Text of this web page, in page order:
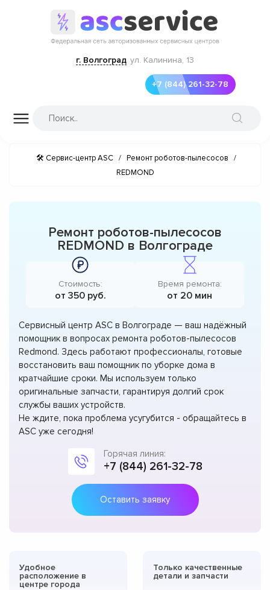
г. Волгоград ул. Калинина, 13
+7 (844) 261-32-78
🛠 Сервис-центр ASC / Ремонт роботов-пылесосов
/
REDMOND
Ремонт роботов-пылесосов
REDMOND в Волгограде
Стоимость:
от 350 руб.
Время ремонта:
от 20 мин
Сервисный центр ASC в Волгограде — ваш надёжный
помощник в вопросах ремонта роботов-пылесосов
Redmond. Здесь работают профессионалы, готовые
восстановить ваш помощник по уборке дома в
кратчайшие сроки. Мы используем только
оригинальные запчасти, гарантируя долгий срок
службы ваших устройств.
Не ждите, пока проблема усугубится - обращайтесь в
ASC уже сегодня!
Горячая линия:
+7 (844) 261-32-78
Оставить заявку
Удобное
расположение в
центре города
Только качественные
детали и запчасти